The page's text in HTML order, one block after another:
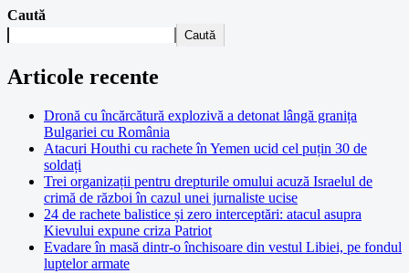
Caută
Caută
Articole recente
Dronă cu încărcătură explozivă a detonat lângă granița
Bulgariei cu România
Atacuri Houthi cu rachete în Yemen ucid cel puțin 30 de
soldați
Trei organizații pentru drepturile omului acuză Israelul de
crimă de război în cazul unei jurnaliste ucise
24 de rachete balistice și zero interceptări: atacul asupra
Kievului expune criza Patriot
Evadare în masă dintr-o închisoare din vestul Libiei, pe fondul
luptelor armate